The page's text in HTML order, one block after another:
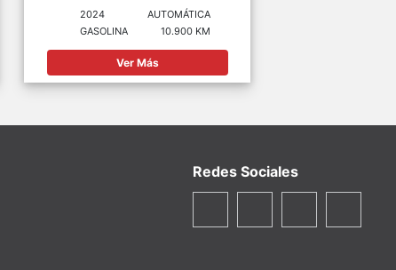
2024
GASOLINA
AUTOMÁTICA
10.900 KM
Ver Más
Redes Sociales